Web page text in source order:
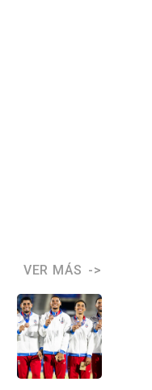
VER MÁS